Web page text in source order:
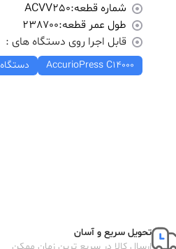
شماره قطعه:ACVV250
طول عمر قطعه:238700
قابل اجرا روی دستگاه های :
AccurioPress C14000 دستگاه Accurio Press C12000
تحویل سریع و آسان